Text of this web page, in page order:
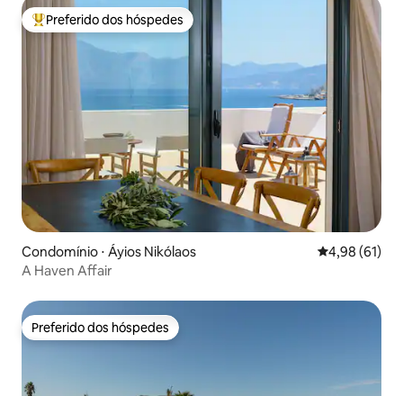
Entre os melhores preferidos dos hóspedes
Preferido dos hóspedes
Condomínio ⋅ Áyios Nikólaos 4,98 de uma
4,98 (61)
A Haven Affair
Preferido dos hóspedes
Preferido dos hóspedes